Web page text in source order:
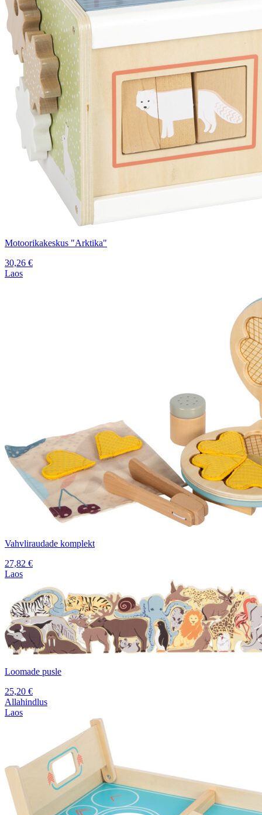
Motoorikakeskus "Arktika"
30,26 €
Laos
Vahvliraudade komplekt
27,82 €
Laos
Loomade pusle
25,20 €
Allahindlus
Laos